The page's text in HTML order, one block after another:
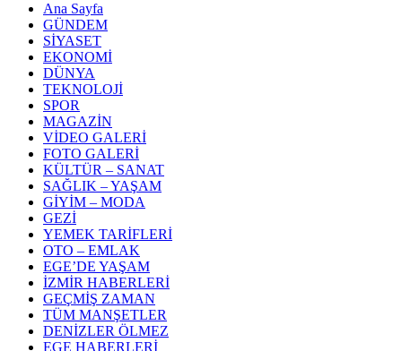
Ana Sayfa
GÜNDEM
SİYASET
EKONOMİ
DÜNYA
TEKNOLOJİ
SPOR
MAGAZİN
VİDEO GALERİ
FOTO GALERİ
KÜLTÜR – SANAT
SAĞLIK – YAŞAM
GİYİM – MODA
GEZİ
YEMEK TARİFLERİ
OTO – EMLAK
EGE’DE YAŞAM
İZMİR HABERLERİ
GEÇMİŞ ZAMAN
TÜM MANŞETLER
DENİZLER ÖLMEZ
EGE HABERLERİ